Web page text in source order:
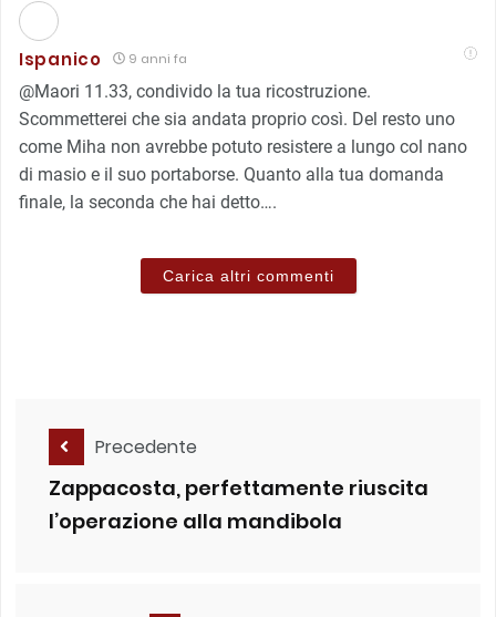
Ispanico 9 anni fa
@Maori 11.33, condivido la tua ricostruzione.
Scommetterei che sia andata proprio così. Del resto uno
come Miha non avrebbe potuto resistere a lungo col nano
di masio e il suo portaborse. Quanto alla tua domanda
finale, la seconda che hai detto….
Carica altri commenti
Precedente
Zappacosta, perfettamente riuscita
l’operazione alla mandibola